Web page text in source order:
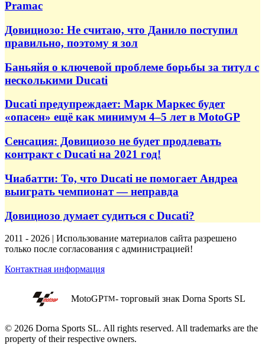
Pramac
Довициозо: Не считаю, что Данило поступил
правильно, поэтому я зол
Баньяйя о ключевой проблеме борьбы за титул с
несколькими Ducati
Ducati предупреждает: Марк Маркес будет
«опасен» ещё как минимум 4–5 лет в MotoGP
Сенсация: Довициозо не будет продлевать
контракт с Ducati на 2021 год!
Чиабатти: То, что Ducati не помогает Андреа
выиграть чемпионат — неправда
Довициозо думает судиться с Ducati?
2011 - 2026 | Использование материалов сайта разрешено
только после согласования с администрацией!
Контактная информация
MotoGPTM- торговый знак Dorna Sports SL
© 2026 Dorna Sports SL. All rights reserved. All trademarks are the
property of their respective owners.